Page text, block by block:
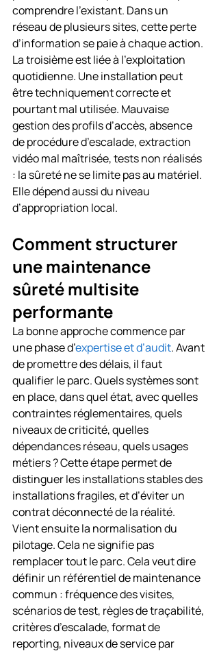
comprendre l’existant. Dans un
réseau de plusieurs sites, cette perte
d’information se paie à chaque action.
La troisième est liée à l’exploitation
quotidienne. Une installation peut
être techniquement correcte et
pourtant mal utilisée. Mauvaise
gestion des profils d’accès, absence
de procédure d’escalade, extraction
vidéo mal maîtrisée, tests non réalisés
: la sûreté ne se limite pas au matériel.
Elle dépend aussi du niveau
d’appropriation local.
Comment structurer
une maintenance
sûreté multisite
performante
La bonne approche commence par
une phase d’expertise et d’audit. Avant
de promettre des délais, il faut
qualifier le parc. Quels systèmes sont
en place, dans quel état, avec quelles
contraintes réglementaires, quels
niveaux de criticité, quelles
dépendances réseau, quels usages
métiers ? Cette étape permet de
distinguer les installations stables des
installations fragiles, et d’éviter un
contrat déconnecté de la réalité.
Vient ensuite la normalisation du
pilotage. Cela ne signifie pas
remplacer tout le parc. Cela veut dire
définir un référentiel de maintenance
commun : fréquence des visites,
scénarios de test, règles de traçabilité,
critères d’escalade, format de
reporting, niveaux de service par